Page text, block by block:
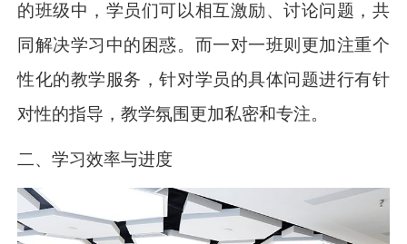
的班级中，学员们可以相互激励、讨论问题，共
同解决学习中的困惑。而一对一班则更加注重个
性化的教学服务，针对学员的具体问题进行有针
对性的指导，教学氛围更加私密和专注。
二、学习效率与进度